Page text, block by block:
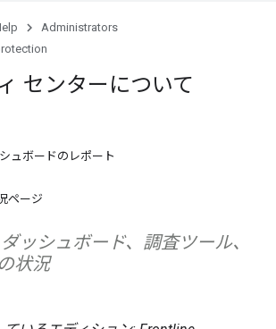
Administrators
センターについて
ュボードのレポート
ページ
ッシュボード、調査ツール、
状況